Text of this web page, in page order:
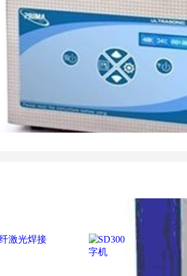
波清洗机
：2025-04-
超声波清洗机
更新时间：2025-04-
面议